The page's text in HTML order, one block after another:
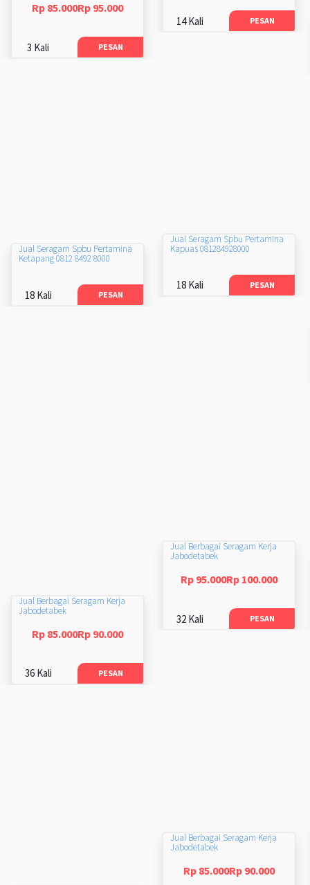
Rp 85.000Rp 95.000
3 Kali PESAN
14 Kali PESAN
Jual Seragam Spbu Pertamina
Kapuas 081284928000
18 Kali PESAN
Jual Seragam Spbu Pertamina
Ketapang 0812 8492 8000
18 Kali PESAN
Jual Berbagai Seragam Kerja
Jabodetabek
Rp 95.000Rp 100.000
32 Kali PESAN
Jual Berbagai Seragam Kerja
Jabodetabek
Rp 85.000Rp 90.000
36 Kali PESAN
Jual Berbagai Seragam Kerja
Jabodetabek
Rp 85.000Rp 90.000